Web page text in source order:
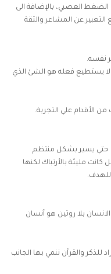
العصبي، بالإضافة الى
عن المشاعر والثقة
نفسه.
لا يستطيع فعله هو الشئ الذي
الأقدام علي التجربة.
حتي يسير بشكل منتظم
كانت مليئة بالأرتباك لكنها
بلا روتين هو أنسان
للذكر والقرآن ننمي بها الجانب